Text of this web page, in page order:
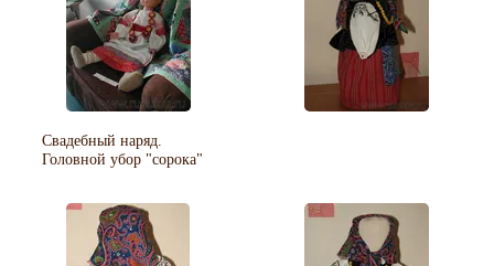
Свадебный наряд.
Головной убор "сорока"